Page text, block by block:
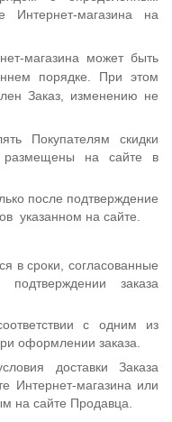
Интернет-магазина на
магазина может быть
порядке. При этом
Заказ, изменению не
Покупателям скидки
на сайте в
после подтверждение
указанном на сайте.
в сроки, согласованные
заказа
с одним из
оформлении заказа.
доставки Заказа
Интернет-магазина или
на сайте Продавца.